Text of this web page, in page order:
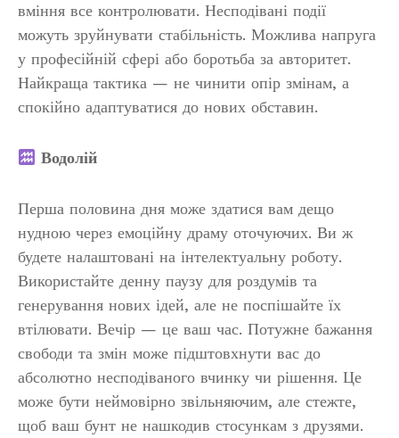
вміння все контролювати. Несподівані події
можуть зруйнувати стабільність. Можлива напруга
у професійній сфері або боротьба за авторитет.
Найкраща тактика — не чинити опір змінам, а
спокійно адаптуватися до нових обставин.
Водолій
Перша половина дня може здатися вам дещо
нудною через емоційну драму оточуючих. Ви ж
будете налаштовані на інтелектуальну роботу.
Використайте денну паузу для роздумів та
генерування нових ідей, але не поспішайте їх
втілювати. Вечір — це ваш час. Потужне бажання
свободи та змін може підштовхнути вас до
абсолютно несподіваного вчинку чи рішення. Це
може бути неймовірно звільняючим, але стежте,
щоб ваш бунт не нашкодив стосункам з друзями.